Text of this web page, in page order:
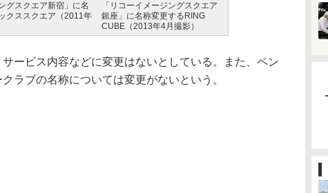
グスクエア新宿」に名
クススクエア（2011年
「リコーイメージングスクエア
銀座」に名称変更するRING
CUBE（2013年4月撮影）
ービス内容などに変更はないとしている。また、ペン
ラブの名称については変更がないという。